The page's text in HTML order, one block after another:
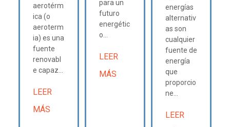
aerotérm
ica (o
aeroterm
ia) es una
fuente
renovabl
e capaz...
LEER
MÁS
para un
futuro
energétic
o...
LEER
MÁS
energías
alternativ
as son
cualquier
fuente de
energía
que
proporcio
ne...
LEER